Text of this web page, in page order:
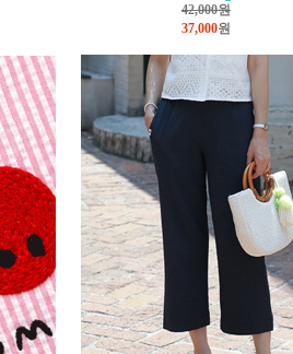
42,000원
37,000원